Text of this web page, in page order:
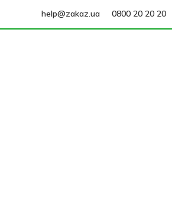
help@zakaz.ua 0800 20 20 20